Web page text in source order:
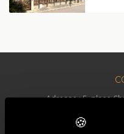
Adresse : 5, place
Email :